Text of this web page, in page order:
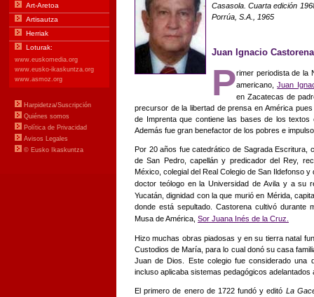
Casasola. Cuarta edición
Porrúa, S.A., 1965
Juan Ignacio
Primer periodista de la
americano,Juan
en Zacatecas de
precursor de la libertad de prensa en América
de Imprenta que contiene las bases de los textos
Además fue gran benefactor de los pobres e
Por 20 años fue catedrático de Sagrada Escritura,
de San Pedro, capellán y predicador del Rey,
México, colegial del Real Colegio de San Ildefonso
doctor teólogo en la Universidad de Avila y a su
Yucatán, dignidad con la que murió en Mérida,
donde está sepultado. Castorena cultivó durante
Musa de América, Sor Juana Inés de la Cruz.
Hizo muchas obras piadosas y en su tierra natal
Custodios de María, para lo cual donó su casa
Juan de Dios. Este colegio fue considerado una
incluso aplicaba sistemas pedagógicos adelantados
El primero de enero de 1722 fundó y editó La